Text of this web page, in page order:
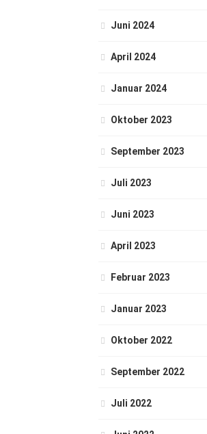
Juni 2024
April 2024
Januar 2024
Oktober 2023
September 2023
Juli 2023
Juni 2023
April 2023
Februar 2023
Januar 2023
Oktober 2022
September 2022
Juli 2022